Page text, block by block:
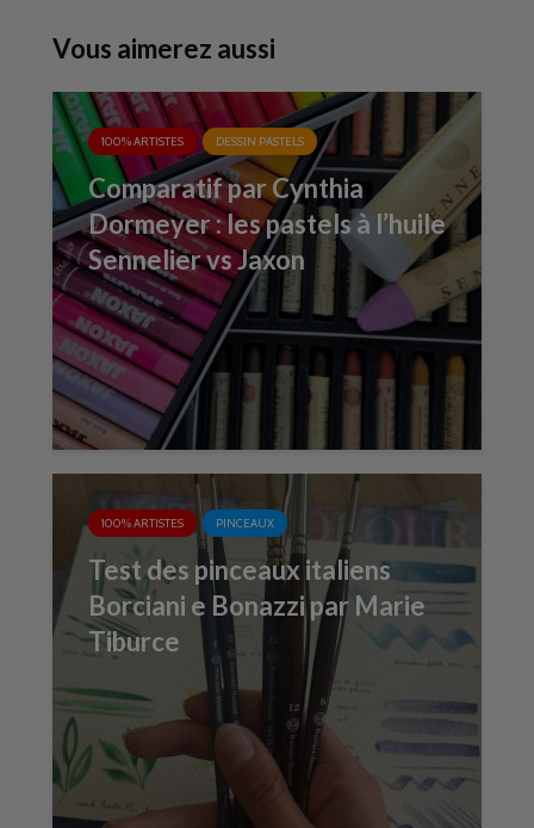
Vous aimerez aussi
100% ARTISTES DESSIN PASTELS
Comparatif par Cynthia
Dormeyer : les pastels à l’huile
Sennelier vs Jaxon
100% ARTISTES PINCEAUX
Test des pinceaux italiens
Borciani e Bonazzi par Marie
Tiburce